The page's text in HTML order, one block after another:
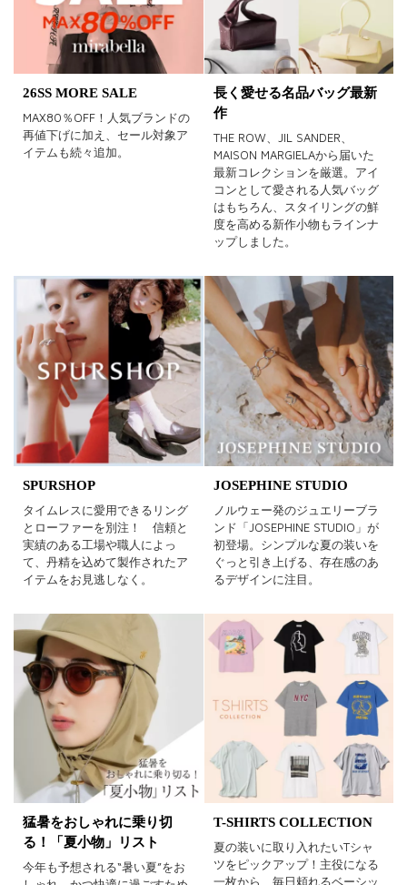
26SS MORE SALE
MAX80％OFF！人気ブランドの
再値下げに加え、セール対象ア
イテムも続々追加。
長く愛せる名品バッグ最新
作
THE ROW、JIL SANDER、
MAISON MARGIELAから届いた
最新コレクションを厳選。アイ
コンとして愛される人気バッグ
はもちろん、スタイリングの鮮
度を高める新作小物もラインナ
ップしました。
SPURSHOP
タイムレスに愛用できるリング
とローファーを別注！ 信頼と
実績のある工場や職人によっ
て、丹精を込めて製作されたア
イテムをお見逃しなく。
JOSEPHINE STUDIO
ノルウェー発のジュエリーブラ
ンド「JOSEPHINE STUDIO」が
初登場。シンプルな夏の装いを
ぐっと引き上げる、存在感のあ
るデザインに注目。
猛暑をおしゃれに乗り切
る！「夏小物」リスト
今年も予想される“暑い夏”をお
T-SHIRTS COLLECTION
夏の装いに取り入れたいTシャ
ツをピックアップ！主役になる
一枚から、毎日頼れるベーシッ